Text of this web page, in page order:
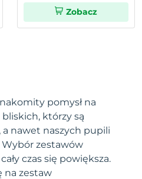
Zobacz
pomysł na
którzy są
nawet naszych pupili
Wybór zestawów
czas się powiększa.
na zestaw